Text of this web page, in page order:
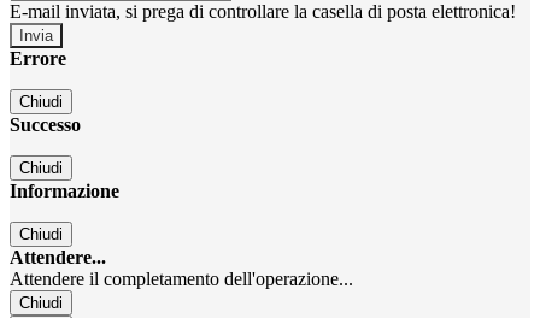
E-mail inviata, si prega di controllare la casella di posta elettronica!
Errore
Chiudi
Successo
Chiudi
Informazione
Chiudi
Attendere...
Attendere il completamento dell'operazione...
Chiudi